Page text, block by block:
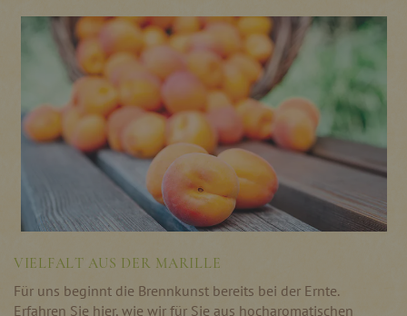
VIELFALT AUS DER MARILLE
Für uns beginnt die Brennkunst bereits bei der Ernte.
Erfahren Sie hier, wie wir für Sie aus hocharomatischen